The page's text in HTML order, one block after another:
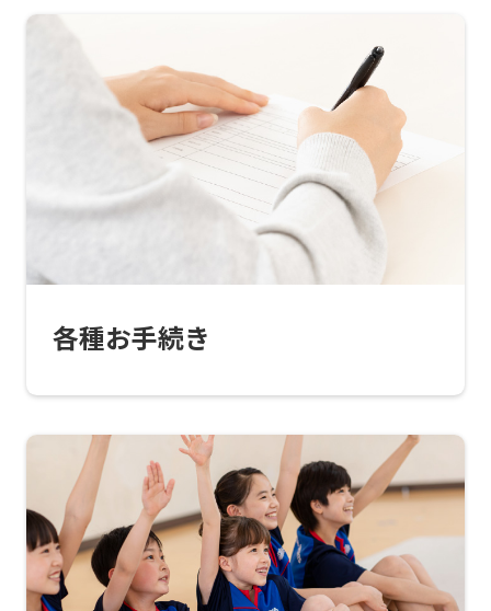
各種お手続き
automatically
translated
into
English.
Click
the
below
translation)
return
to
the
top
page.